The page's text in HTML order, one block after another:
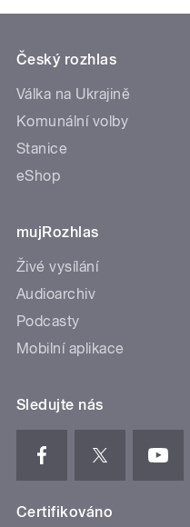
Český rozhlas
Válka na Ukrajině
Komunální volby
Stanice
eShop
mujRozhlas
Živé vysílání
Audioarchiv
Podcasty
Mobilní aplikace
Sledujte nás
Certifikováno